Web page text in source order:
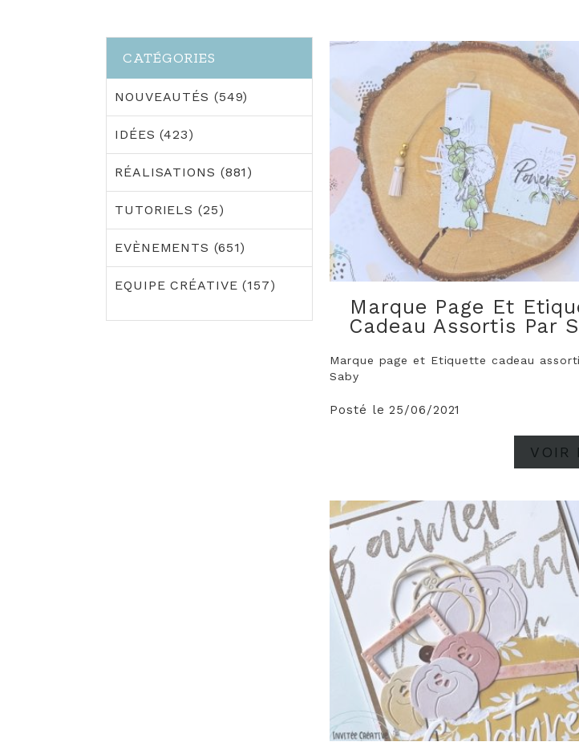
Marque Page Et
Cadeau Assortis Par
Marque page et Etiquette cadeau
Saby
Posté le 25/06/2021
VOIR
CATÉGORIES
NOUVEAUTÉS (549)
IDÉES (423)
RÉALISATIONS (881)
TUTORIELS (25)
EVÈNEMENTS (651)
EQUIPE CRÉATIVE (157)